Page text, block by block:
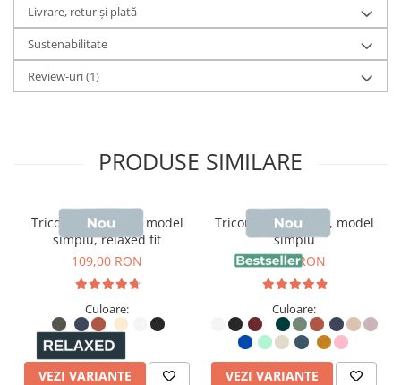
variații de culoare între produse și face ca fiecare piesă
să fie unică
Livrare, retur și plată
Sustenabilitate
Review-uri(1)
PRODUSE SIMILARE
Tricou unisex Briz, model
simplu, relaxed fit
109,00 RON
Culoare:
VEZI VARIANTE
Tricou unisex Sting, model
simplu
99,00 RON
Culoare:
VEZI VARIANTE